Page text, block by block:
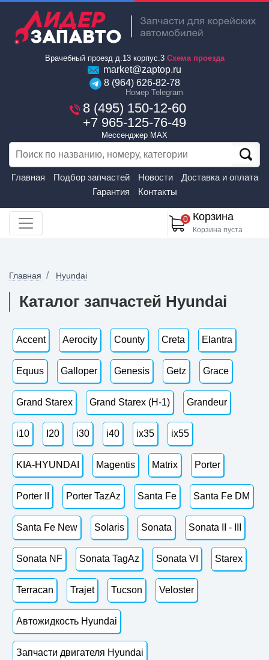
Врачебный проезд д.13 корпус.3 Схема проезда
market@zaptop.ru
8 (964) 626-82-78
Номер Telegram
8 (495) 150-12-60
+7 965-125-76-49
Мессенджер MAX
Главная Подбор запчастей Новости
Доставка и оплата
Гарантия
Контакты
0 Корзина
Корзина пуста
Главная Hyundai
Каталог запчастей Hyundai
Accent Aerocity County Creta Elantra
Equus Galloper Genesis Getz Grace
Grand Starex Grand Starex (H-1) Grandeur
i10 I20 i30 i40 ix35 ix55
KIA-HYUNDAI Magentis Matrix Porter
Porter II Porter TazAz Santa Fe Santa Fe DM
Santa Fe New Solaris Sonata Sonata II - III
Sonata NF Sonata TagAz Sonata VI Starex
Terracan Trajet Tucson Veloster
Автожидкость Hyundai
Запчасти двигателя Hyundai